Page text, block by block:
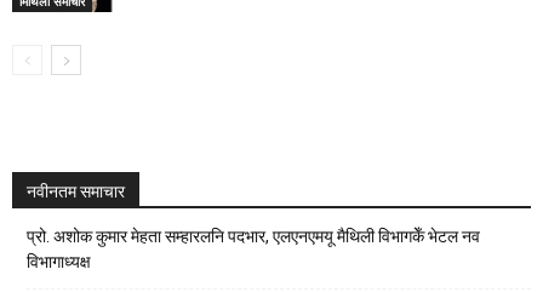
नवीनतम समाचार
प्रो. अशोक कुमार मेहता सम्हारलनि पदभार, एलएनएमयू मैथिली विभागकेँ भेटल नव
विभागाध्यक्ष